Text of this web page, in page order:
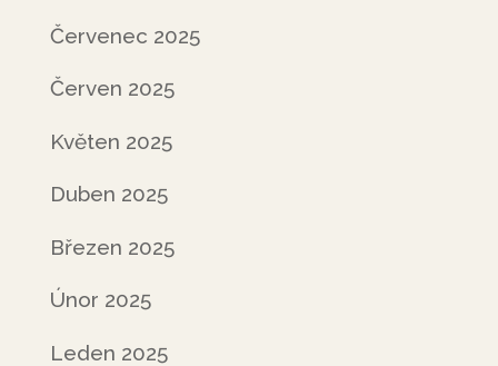
Červenec 2025
Červen 2025
Květen 2025
Duben 2025
Březen 2025
Únor 2025
Leden 2025